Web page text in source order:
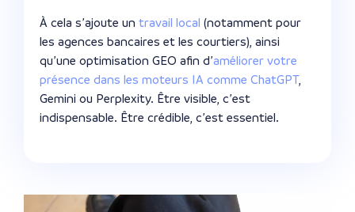
À cela s’ajoute un travail local (notamment pour
les agences bancaires et les courtiers), ainsi
qu’une optimisation GEO afin d’améliorer votre
présence dans les moteurs IA comme ChatGPT,
Gemini ou Perplexity. Être visible, c’est
indispensable. Être crédible, c’est essentiel.